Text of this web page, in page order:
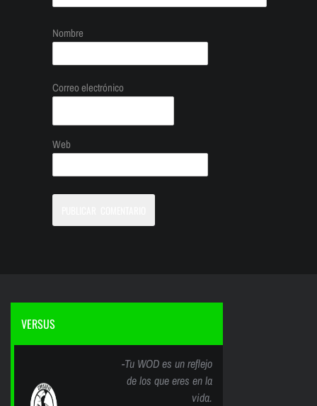
Nombre
Correo electrónico
Web
VERSUS
-Tu WOD es un reflejo
de los que eres en la
vida.